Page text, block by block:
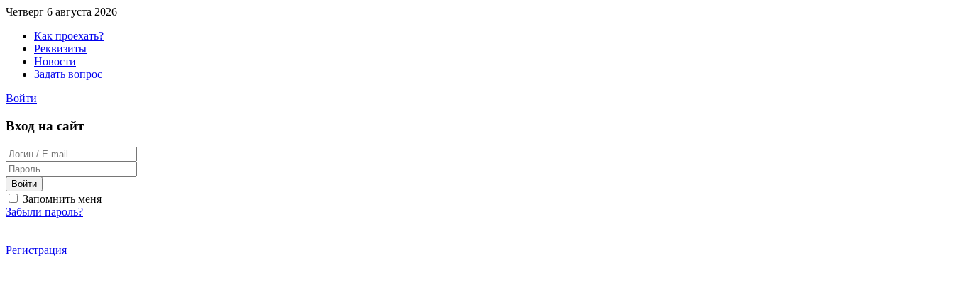
Четверг 6 августа 2026
Как проехать?
Реквизиты
Новости
Задать вопрос
Войти
Вход на сайт
Войти
Запомнить меня
Забыли пароль?
Регистрация